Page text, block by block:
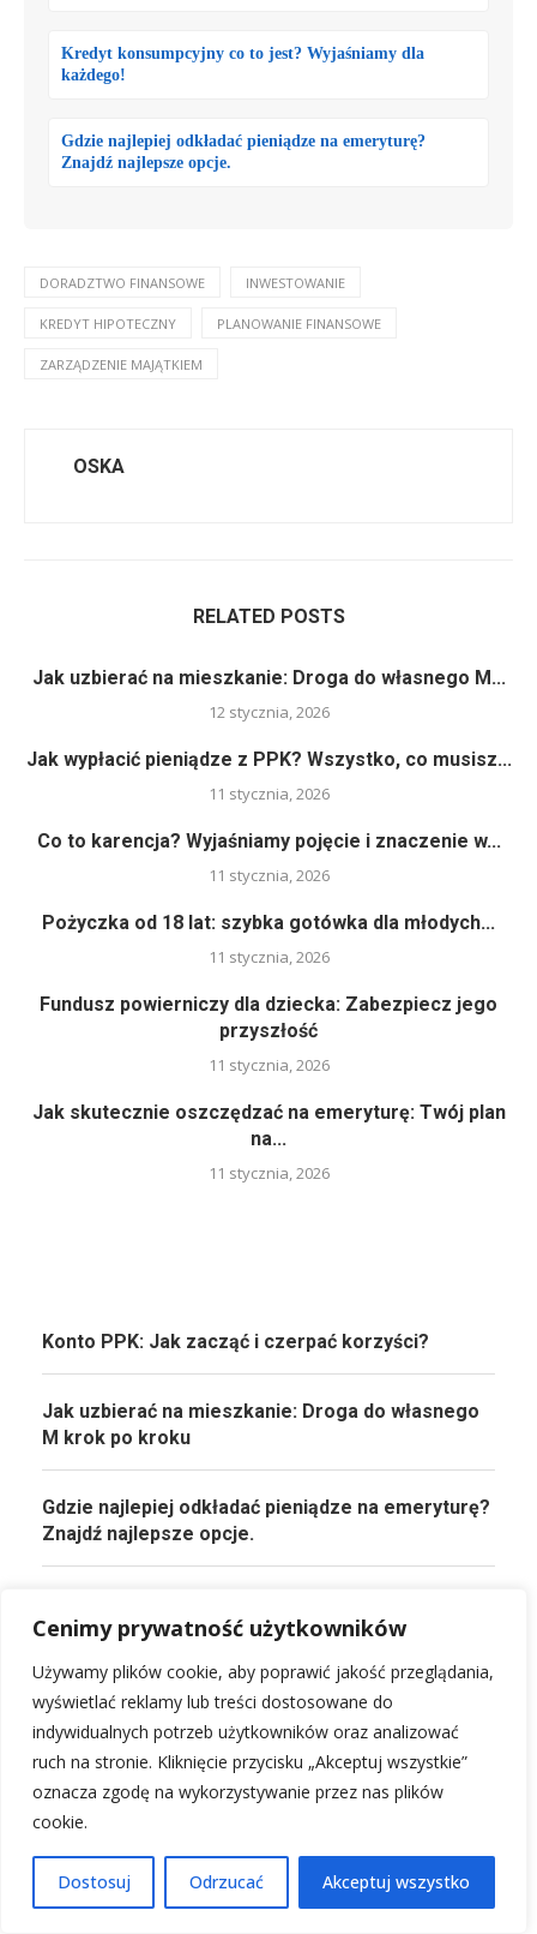
Cenimy prywatność użytkowników
Używamy plików cookie, aby poprawić jakość przeglądania,
wyświetlać reklamy lub treści dostosowane do
indywidualnych potrzeb użytkowników oraz analizować
ruch na stronie. Kliknięcie przycisku „Akceptuj wszystkie”
oznacza zgodę na wykorzystywanie przez nas plików
cookie.
Dostosuj Odrzucać Akceptuj wszystko
Kredyt konsumpcyjny co to jest? Wyjaśniamy dla
każdego!
Gdzie najlepiej odkładać pieniądze na emeryturę?
Znajdź najlepsze opcje.
DORADZTWO FINANSOWE INWESTOWANIE
KREDYT HIPOTECZNY PLANOWANIE FINANSOWE
ZARZĄDZENIE MAJĄTKIEM
OSKA
RELATED POSTS
Jak uzbierać na mieszkanie: Droga do własnego M...
12 stycznia, 2026
Jak wypłacić pieniądze z PPK? Wszystko, co musisz...
11 stycznia, 2026
Co to karencja? Wyjaśniamy pojęcie i znaczenie w...
11 stycznia, 2026
Pożyczka od 18 lat: szybka gotówka dla młodych...
11 stycznia, 2026
Fundusz powierniczy dla dziecka: Zabezpiecz jego
przyszłość
11 stycznia, 2026
Jak skutecznie oszczędzać na emeryturę: Twój plan
na...
11 stycznia, 2026
Konto PPK: Jak zacząć i czerpać korzyści?
Jak uzbierać na mieszkanie: Droga do własnego
M krok po kroku
Gdzie najlepiej odkładać pieniądze na emeryturę?
Znajdź najlepsze opcje.
rady.
Jak wyjść z długów: Twój plan na wolność
finansową
PRZECZYTAJ KONIECZNIE!